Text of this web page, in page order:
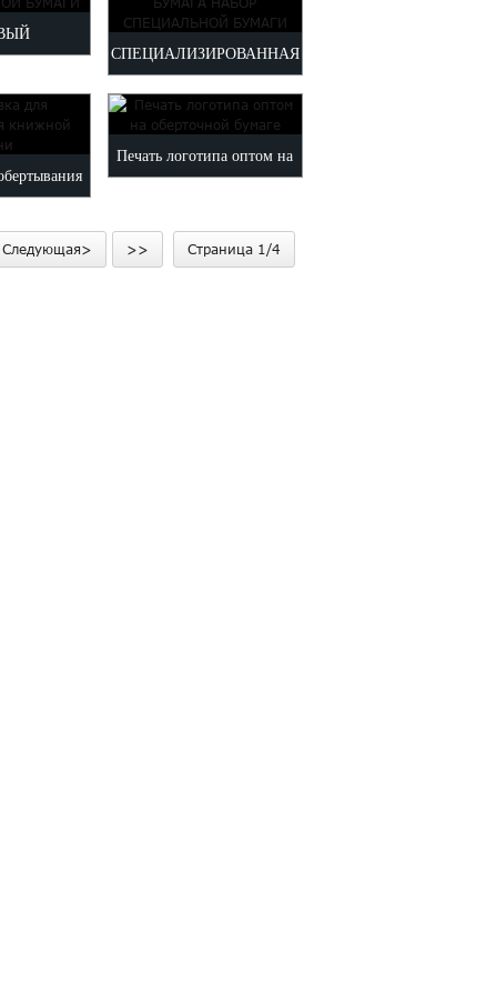
СПЕЦИАЛИЗИРОВАННАЯ
БУМАГА НАБОР
СПЕЦИАЛЬНОЙ БУМАГИ
Печать логотипа оптом на
Следующая> >> Страница 1/4